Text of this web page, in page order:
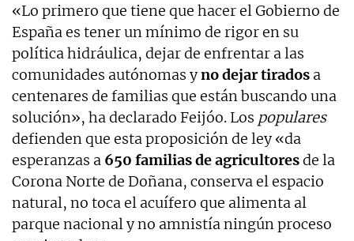
«Lo primero que tiene que hacer el Gobierno de
España es tener un mínimo de rigor en su
política hidráulica, dejar de enfrentar a las
comunidades autónomas yno dejar tirados a
centenares de familias que están buscando una
solución», ha declarado Feijóo. Los populares
defienden que esta proposición de ley «da
esperanzas a 650 familias de agricultoresde la
Corona Norte de Doñana, conserva el espacio
natural, no toca el acuífero que alimenta al
parque nacional y no amnistía ningún proceso